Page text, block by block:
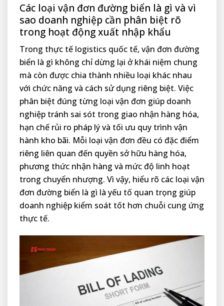
Các loại vận đơn đường biển là gì và vì
sao doanh nghiệp cần phân biệt rõ
trong hoạt động xuất nhập khẩu
Trong thực tế logistics quốc tế, vận đơn đường
biển là gì không chỉ dừng lại ở khái niệm chung
mà còn được chia thành nhiều loại khác nhau
với chức năng và cách sử dụng riêng biệt. Việc
phân biệt đúng từng loại vận đơn giúp doanh
nghiệp tránh sai sót trong giao nhận hàng hóa,
hạn chế rủi ro pháp lý và tối ưu quy trình vận
hành kho bãi. Mỗi loại vận đơn đều có đặc điểm
riêng liên quan đến quyền sở hữu hàng hóa,
phương thức nhận hàng và mức độ linh hoạt
trong chuyển nhượng. Vì vậy, hiểu rõ các loại vận
đơn đường biển là gì là yếu tố quan trọng giúp
doanh nghiệp kiểm soát tốt hơn chuỗi cung ứng
thực tế.